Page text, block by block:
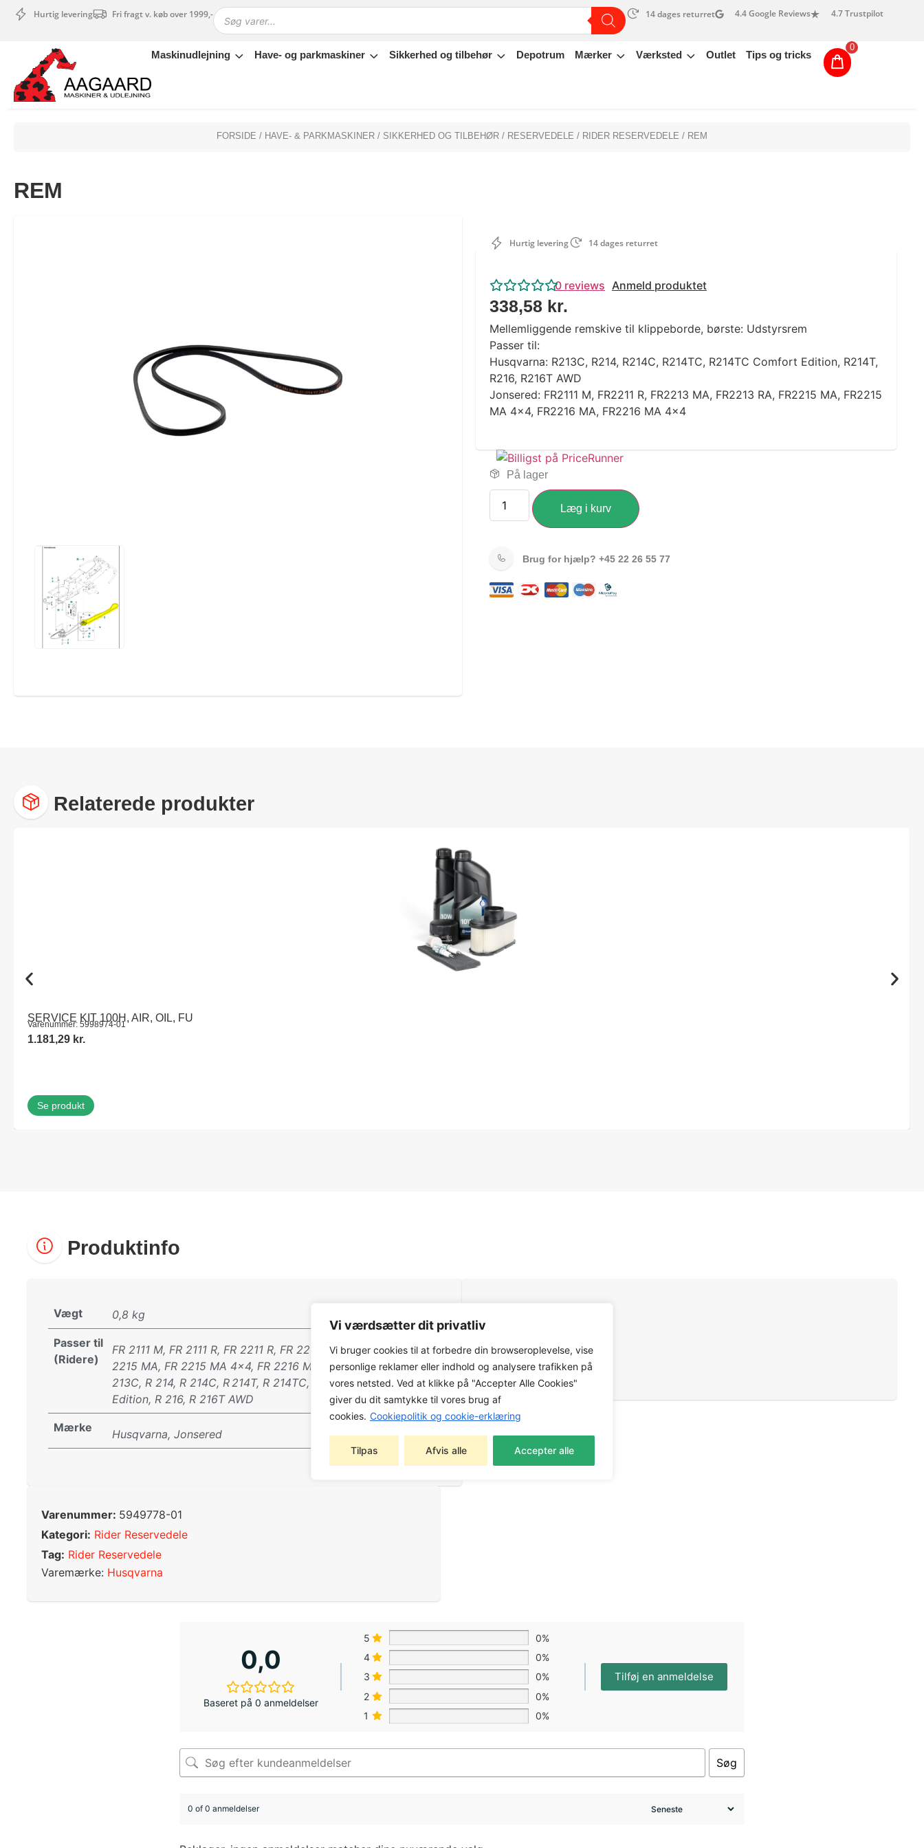
Vi værdsætter dit privatliv
Vi bruger cookies til at forbedre din browseroplevelse, vise
personlige reklamer eller indhold og analysere trafikken på
vores netsted. Ved at klikke på "Accepter Alle Cookies"
giver du dit samtykke til vores brug af
cookies. Cookiepolitik og cookie-erklæring
Tilpas Afvis alle Accepter alle
Hurtig levering Fri fragt v. køb over 1999,- 14 dages returret 4.4 Google Reviews 4.7 Trustpilot
Maskinudlejning Have- og parkmaskiner Sikkerhed og tilbehør Depotrum Mærker Værksted Outlet Tips og tricks
0
Maskinudlejning
Have- og parkmaskiner
Sikkerhed og tilbehør
Outlet
FORSIDE / HAVE- & PARKMASKINER / SIKKERHED OG TILBEHØR / RESERVEDELE / RIDER RESERVEDELE / REM
REM
Hurtig levering 14 dages returret
0 reviews Anmeld produktet
338,58 kr.
Mellemliggende remskive til klippeborde, børste: Udstyrsrem
Passer til:
Husqvarna: R213C, R214, R214C, R214TC, R214TC Comfort Edition, R214T,
R216, R216T AWD
Jonsered: FR2111 M, FR2211 R, FR2213 MA, FR2213 RA, FR2215 MA, FR2215
MA 4×4, FR2216 MA, FR2216 MA 4×4
På lager
Læg i kurv
Brug for hjælp? +45 22 26 55 77
Relaterede produkter
SERVICE KIT 100H, AIR, OIL, FU
Varenummer: 5998974-01
1.181,29 kr.
Se produkt
Produktinfo
Vægt 0,8 kg
Passer til
(Ridere)
FR 2111 M, FR 2111 R, FR 2211 R, FR 2213 MA, FR 2213 RA, FR
2215 MA, FR 2215 MA 4×4, FR 2216 MA, FR 2216 MA 4×4, R
213C, R 214, R 214C, R 214T, R 214TC, R 214TC Comfort
Edition, R 216, R 216T AWD
Mærke Husqvarna, Jonsered
Varenummer: 5949778-01
Kategori: Rider Reservedele
Tag: Rider Reservedele
Varemærke: Husqvarna
5850344-01
5442389-01
0,0
Baseret på 0 anmeldelser
5
0%
4
0%
3
0%
2
0%
1
0%
Tilføj en anmeldelse
Søg
0 of 0 anmeldelser